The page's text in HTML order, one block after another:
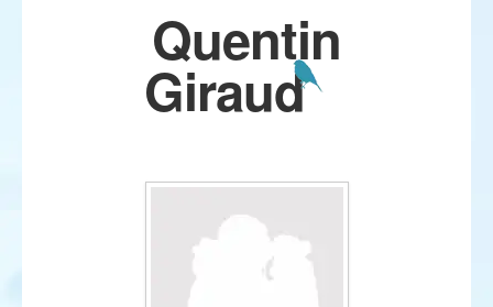
Quentin
Giraud